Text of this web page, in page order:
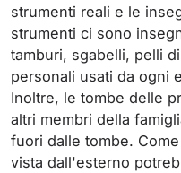
strumenti reali e le
strumenti ci sono
tamburi, sgabelli, pelli
personali usati da ogni
Inoltre, le tombe delle
altri membri della
fuori dalle tombe.
vista dall'esterno